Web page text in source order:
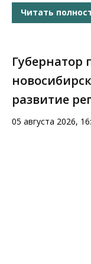
Читать
Губернатор
развитие
05 августа 2026,